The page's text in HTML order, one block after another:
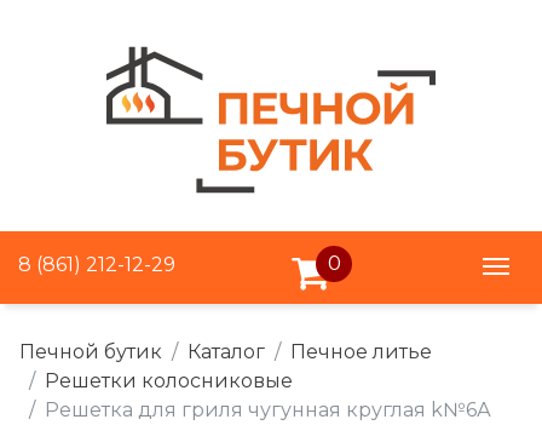
8 (861) 212-12-29 0
Печной бутик Каталог
Печное литье
Решетки колосниковые
Решетка для гриля чугунная круглая k№6А